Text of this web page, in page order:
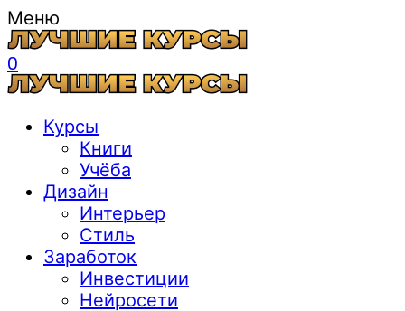
Меню
0
Курсы
Книги
Учёба
Дизайн
Интерьер
Стиль
Заработок
Инвестиции
Нейросети